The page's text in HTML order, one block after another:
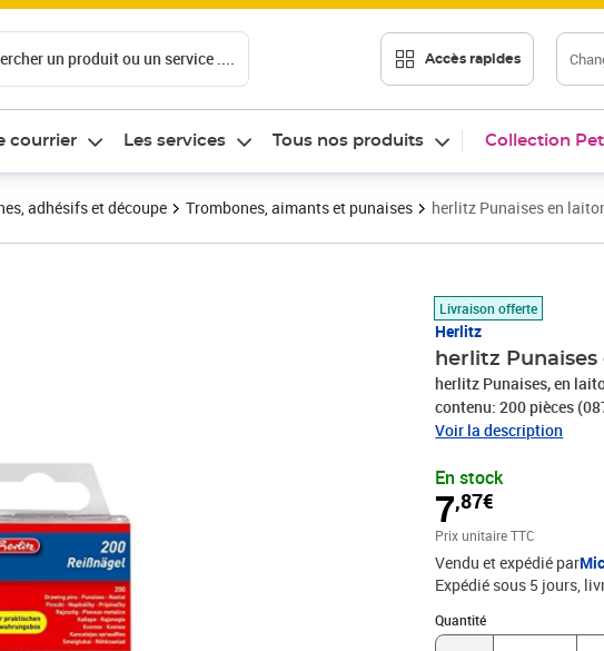
un produit ou un service .... Accès rapides
courrier Les services Tous nos produits Collection
adhésifs et découpe Trombones, aimants et punaises herlitz Punaises en
Livraison offerte
Herlitz
herlitz
herlitz Punaises, en
contenu: 200 pièces
Voir la description
En stock
7,87€
Prix 7,87€
Prix unitaire TTC
Vendu et expédié par
Expédié sous 5 jours
Quantité
Quantité : 1